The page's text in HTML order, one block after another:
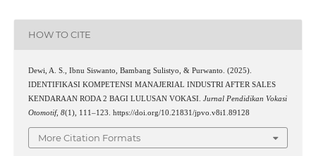
HOW TO CITE
Dewi, A. S., Ibnu Siswanto, Bambang Sulistyo, & Purwanto. (2025).
IDENTIFIKASI KOMPETENSI MANAJERIAL INDUSTRI AFTER SALES
KENDARAAN RODA 2 BAGI LULUSAN VOKASI. Jurnal Pendidikan Vokasi
Otomotif, 8(1), 111–123. https://doi.org/10.21831/jpvo.v8i1.89128
More Citation Formats